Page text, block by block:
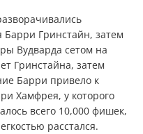
Барри Гринстайн, затем
Вудварда сетом на
Гринстайна, затем
Барри привело к
Хамфрея, у которого
всего 10,000 фишек,
расстался.